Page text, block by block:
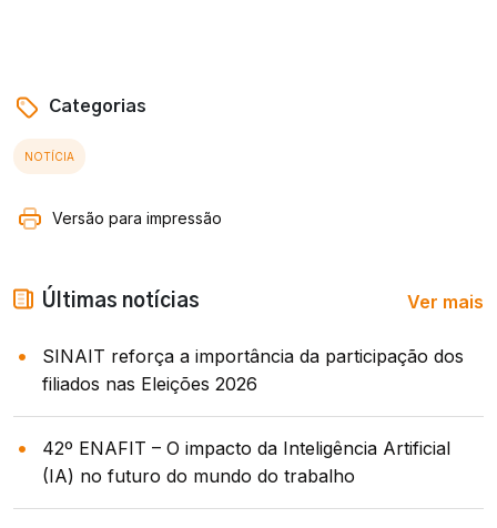
Categorias
NOTÍCIA
Versão para impressão
Últimas notícias Ver mais
SINAIT reforça a importância da participação dos
filiados nas Eleições 2026
42º ENAFIT – O impacto da Inteligência Artificial
(IA) no futuro do mundo do trabalho